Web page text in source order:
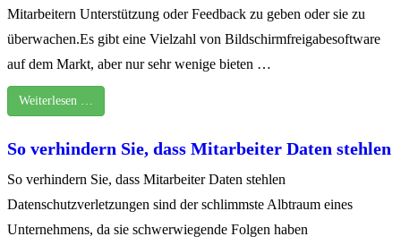
Mitarbeitern Unterstützung oder Feedback zu geben oder sie zu
überwachen.Es gibt eine Vielzahl von Bildschirmfreigabesoftware
auf dem Markt, aber nur sehr wenige bieten …
Weiterlesen …
So verhindern Sie, dass Mitarbeiter Daten stehlen
So verhindern Sie, dass Mitarbeiter Daten stehlen
Datenschutzverletzungen sind der schlimmste Albtraum eines
Unternehmens, da sie schwerwiegende Folgen haben